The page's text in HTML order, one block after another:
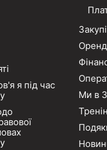
я під час
Ми в